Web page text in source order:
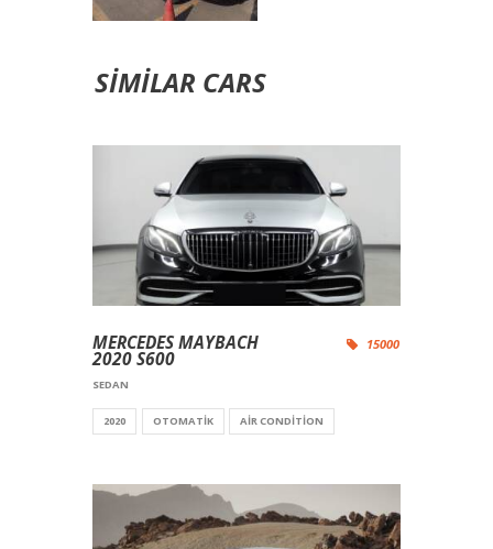
SIMILAR CARS
MERCEDES MAYBACH
2020 S600
SEDAN
15000
2020 OTOMATIK AIR CONDITION